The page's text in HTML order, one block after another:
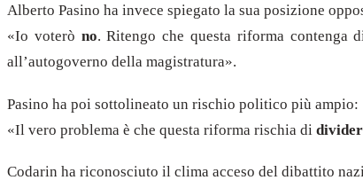
Alberto Pasino ha invece spiegato la sua posizione
«Io voterò no. Ritengo che questa riforma contenga
all’autogoverno della magistratura».
Pasino ha poi sottolineato un rischio politico più ampio:
«Il vero problema è che questa riforma rischia di
Codarin ha riconosciuto il clima acceso del dibattito